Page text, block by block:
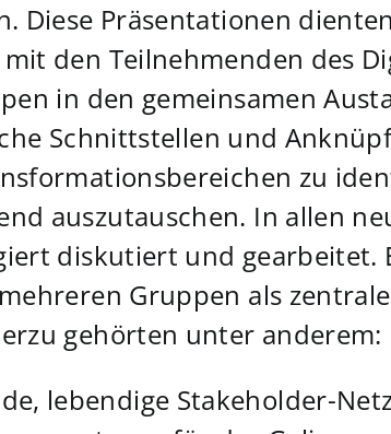
Diese Präsentationen
den Teilnehmenden des
in den gemeinsamen
Schnittstellen und
zu
auszutauschen. In allen
diskutiert und gearbeitet.
Gruppen als
gehörten unter anderem:
lebendige Stakeholder-